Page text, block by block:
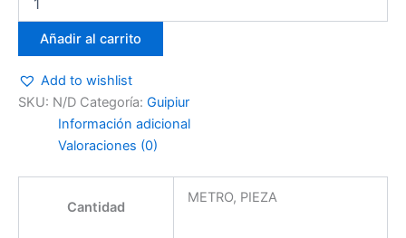
Añadir al carrito
Add to wishlist
SKU: N/D Categoría: Guipiur
Información adicional
Valoraciones (0)
Cantidad
METRO, PIEZA